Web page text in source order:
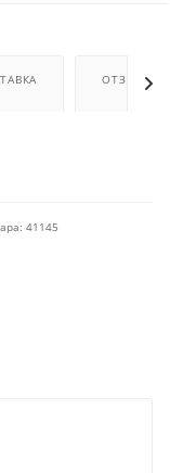
ОТЗЫВЫ
41145